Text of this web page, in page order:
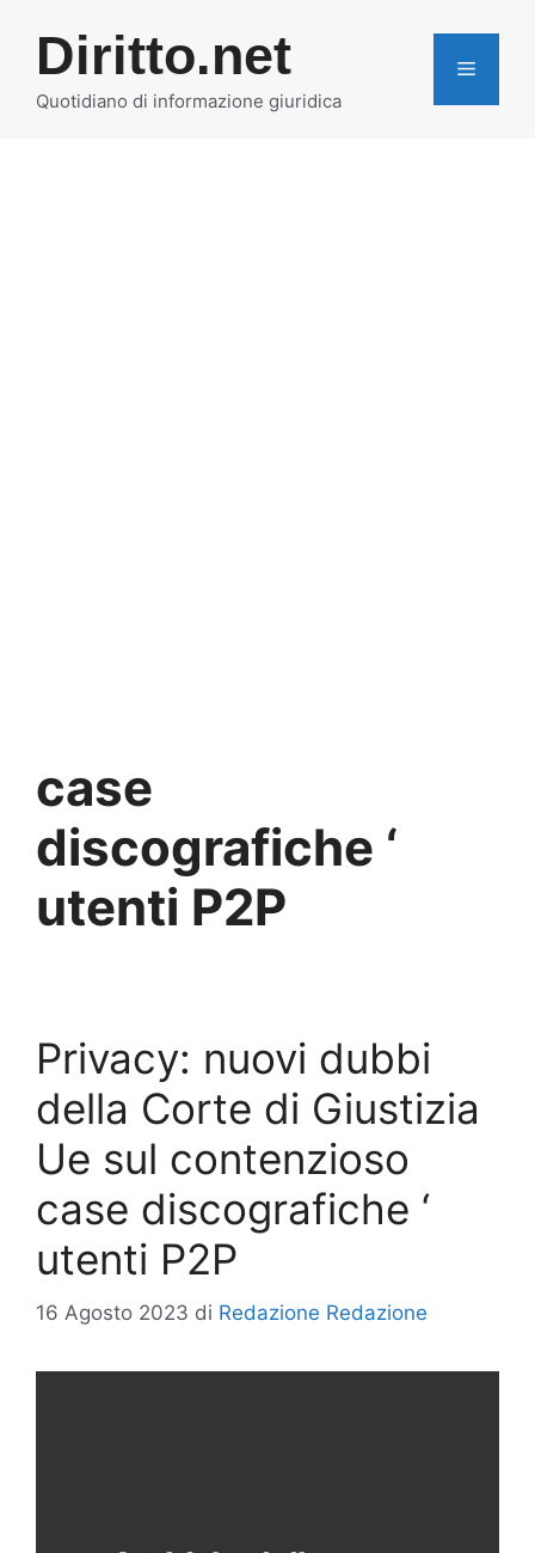
contenuto
Diritto.net
Quotidiano di informazione giuridica
MENU
case
discografiche ‘
utenti P2P
Privacy: nuovi dubbi
della Corte di Giustizia
Ue sul contenzioso
case discografiche ‘
utenti P2P
16 Agosto 2023 di Redazione Redazione